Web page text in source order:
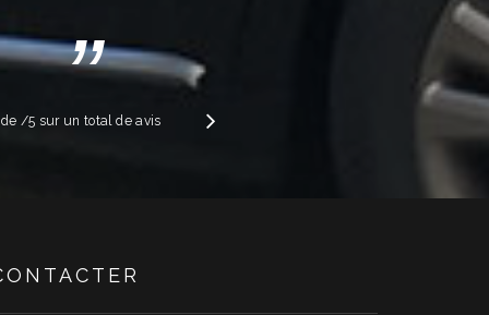
”
/5 sur un total deavis